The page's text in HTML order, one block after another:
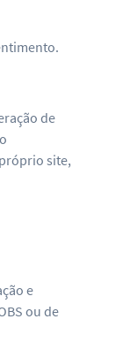
de
site,
e
ou de